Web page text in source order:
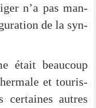
n’a pas man­
de la syn­
était beau­coup
et tou­ris­
cer­tai­nes aut­res